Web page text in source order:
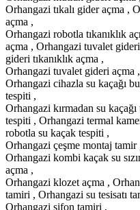
Orhangazi tıkalı gider açma ,
açma ,
Orhangazi robotla tıkanıklık
açma , Orhangazi tuvalet
gideri tıkanıklık açma ,
Orhangazi tuvalet gideri açma
Orhangazi cihazla su kaçağı
tespiti ,
Orhangazi kırmadan su
tespiti , Orhangazi termal
robotla su kaçak tespiti ,
Orhangazi çeşme montaj
Orhangazi kombi kaçak su
açma ,
Orhangazi klozet açma ,
tamiri , Orhangazi su tesisatı
Orhangazi sifon tamiri ,